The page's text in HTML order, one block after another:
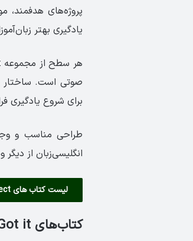
پروژه‌های هدفمند،
یادگیری بهتر
صوتی است. ساختار
برای شروع یادگیری
طراحی مناسب و
انگلیسی‌زبان از
لیست کتاب های project
کتاب‌های Got it